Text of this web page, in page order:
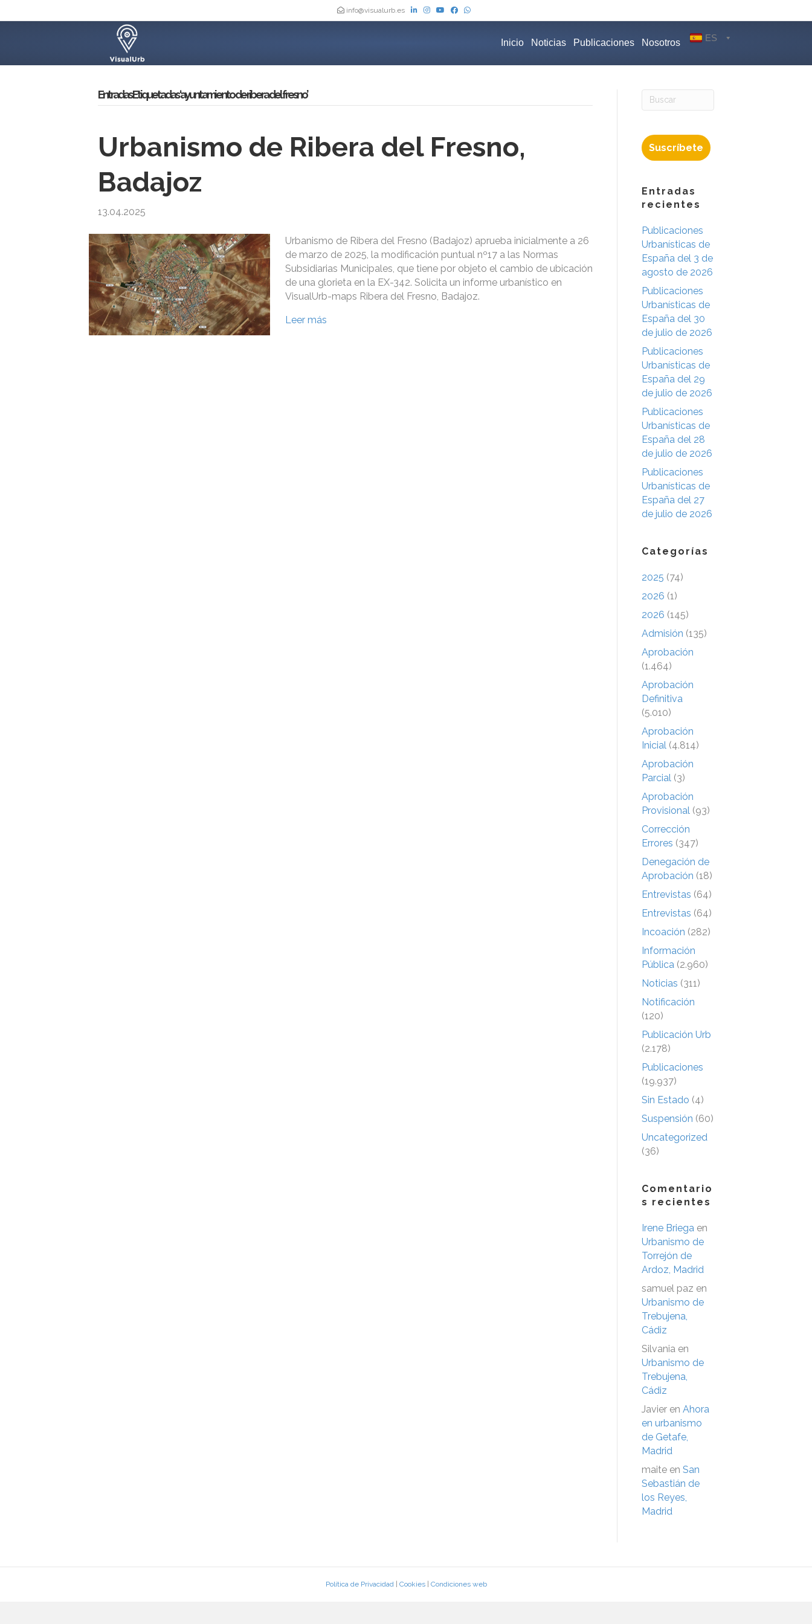
info@visualurb.es
Inicio Noticias Publicaciones Nosotros ES
Entradas Etiquetadas ‘ayuntamiento de ribera del fresno’
Urbanismo de Ribera del Fresno,
Badajoz
13.04.2025
Urbanismo de Ribera del Fresno (Badajoz) aprueba inicialmente a 26
de marzo de 2025, la modificación puntual nº17 a las Normas
Subsidiarias Municipales, que tiene por objeto el cambio de ubicación
de una glorieta en la EX-342. Solicita un informe urbanístico en
VisualUrb-maps Ribera del Fresno, Badajoz.
Leer más
Suscríbete
Entradas
recientes
Publicaciones
Urbanísticas de
España del 3 de
agosto de 2026
Publicaciones
Urbanísticas de
España del 30
de julio de 2026
Publicaciones
Urbanísticas de
España del 29
de julio de 2026
Publicaciones
Urbanísticas de
España del 28
de julio de 2026
Publicaciones
Urbanísticas de
España del 27
de julio de 2026
Categorías
2025 (74)
2026 (1)
2026 (145)
Admisión (135)
Aprobación
(1.464)
Aprobación
Definitiva
(5.010)
Aprobación
Inicial (4.814)
Aprobación
Parcial (3)
Aprobación
Provisional (93)
Corrección
Errores (347)
Denegación de
Aprobación (18)
Entrevistas (64)
Entrevistas (64)
Incoación (282)
Información
Pública (2.960)
Noticias (311)
Notificación
(120)
Publicación Urb
(2.178)
Publicaciones
(19.937)
Sin Estado (4)
Suspensión (60)
Uncategorized
(36)
Comentario
s recientes
Irene Briega en
Urbanismo de
Torrejón de
Ardoz, Madrid
samuel paz en
Urbanismo de
Trebujena,
Cádiz
Silvania en
Urbanismo de
Trebujena,
Cádiz
Javier en Ahora
en urbanismo
de Getafe,
Madrid
maite en San
Sebastián de
los Reyes,
Madrid
Política de Privacidad| Cookies| Condiciones web